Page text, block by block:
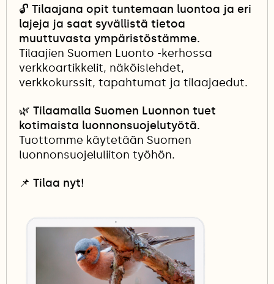
🔓 Tilaajana opit tuntemaan luontoa ja eri
lajeja ja saat syvällistä tietoa
muuttuvasta ympäristöstämme.
Tilaajien Suomen Luonto -kerhossa
verkkoartikkelit, näköislehdet,
verkkokurssit, tapahtumat ja tilaajaedut.
🌿 Tilaamalla Suomen Luonnon tuet
kotimaista luonnonsuojelutyötä.
Tuottomme käytetään Suomen
luonnonsuojeluliiton työhön.
📌 Tilaa nyt!